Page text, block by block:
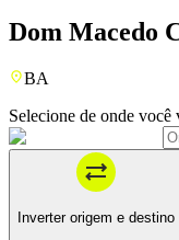
Dom Macedo
BA
Selecione de onde você
Inverter origem e destino